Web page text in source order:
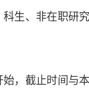
生、非在职研
，截止时间与